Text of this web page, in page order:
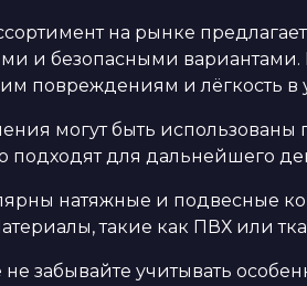
на рынке
и безопасными вариантами.
повреждениям и лёгкость в
могут быть использованы
подходят для дальнейшего
натяжные и подвесные
такие как ПВХ или
забывайте учитывать